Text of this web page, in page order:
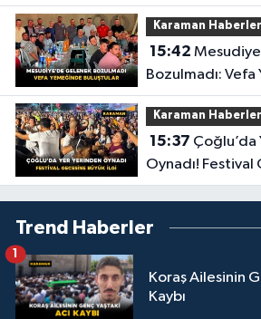
Karaman
15:42
Bozulmadı:
Buluştular
Karaman
15:37
Oynadı! Festival
Trend Haberler
Koraş Ailesinin
Kaybı
1